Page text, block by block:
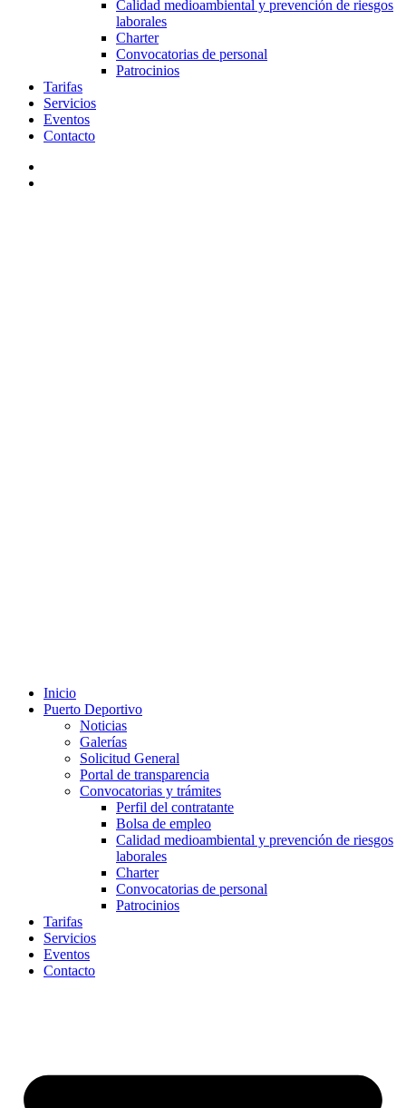
Calidad medioambiental y prevención de riesgos
laborales
Charter
Convocatorias de personal
Patrocinios
Tarifas
Servicios
Eventos
Contacto
Inicio
Puerto Deportivo
Noticias
Galerías
Solicitud General
Portal de transparencia
Convocatorias y trámites
Perfil del contratante
Bolsa de empleo
Calidad medioambiental y prevención de riesgos
laborales
Charter
Convocatorias de personal
Patrocinios
Tarifas
Servicios
Eventos
Contacto